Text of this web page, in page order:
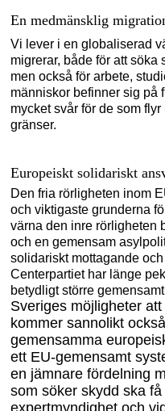
En medmänsklig
Vi lever i en globaliserad
migrerar, både för att söka
men också för arbete,
människor befinner sig på
mycket svår för de som
gränser.
Europeiskt solidariskt
Den fria rörligheten inom
och viktigaste grunderna
värna den inre rörligheten
och en gemensam
solidariskt mottagande
Centerpartiet har länge
betydligt större gemensamt
Sveriges möjligheter
kommer sannolikt
gemensamma
ett EU-gemensamt
en jämnare fördelning
som söker skydd ska